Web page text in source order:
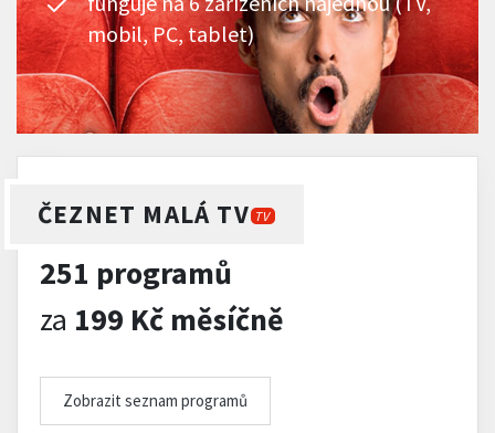
mobil, PC, tablet)
ČEZNET MALÁ TV TV
251 programů
za 199 Kč měsíčně
Zobrazit seznam programů